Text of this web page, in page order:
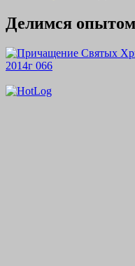
Делимся